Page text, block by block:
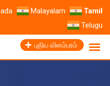
Malayalam
Tamil
Telugu
புதிய விளம்பரம்